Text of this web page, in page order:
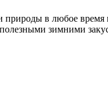
в любое
зимними